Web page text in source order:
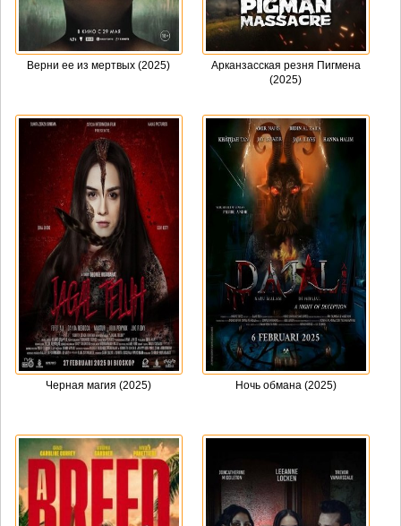
Верни ее из мертвых (2025)
Арканзасская резня Пигмена
(2025)
Черная магия (2025) Ночь обмана (2025)